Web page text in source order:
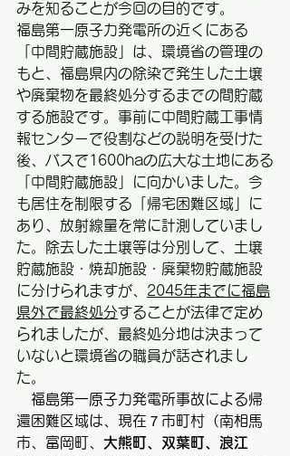
みを知ることが今回の目的です。
福島第一原子力発電所の近くにある
「中間貯蔵施設」は、環境省の管理の
もと、福島県内の除染で発生した土壌
や廃棄物を最終処分するまでの間貯蔵
する施設です。事前に中間貯蔵工事情
報センターで役割などの説明を受けた
後、バスで1600haの広大な土地にある
「中間貯蔵施設」に向かいました。今
も居住を制限する「帰宅困難区域」に
あり、放射線量を常に計測していまし
た。除去した土壌等は分別して、土壌
貯蔵施設・焼却施設・廃棄物貯蔵施設
に分けられますが、 2045年までに福島
県外で最終処分することが法律で定め
られましたが、最終処分地は決まって
いないと環境省の職員が話されまし
た。
福島第一原子力発電所事故による帰
還困難区域は、現在７市町村（南相馬
市、富岡町、 大熊町、双葉町、浪江